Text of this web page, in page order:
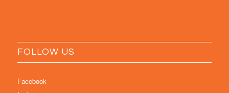
FOLLOW US
Facebook